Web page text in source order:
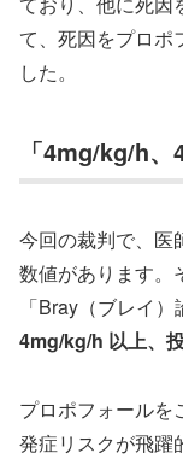
て、死因をプロポ
した。
「4mg/kg/h
今回の裁判で、医
数値があります。
「Bray（ブレイ
4mg/kg/h 以上、
プロポフォールを
発症リスクが飛躍